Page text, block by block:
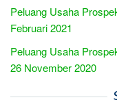
Peluang Usaha
Februari 2021
Peluang Usaha
26 November 2020